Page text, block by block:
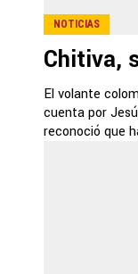
NOTICIAS
Chitiva,
El volante
cuenta por
reconoció que